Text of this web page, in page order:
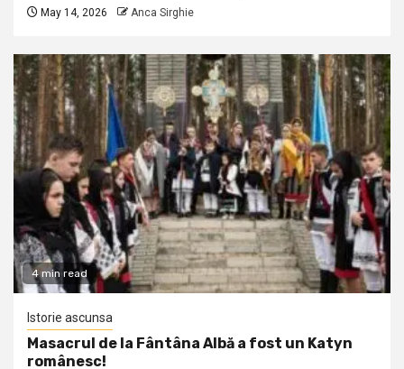
May 14, 2026 Anca Sirghie
4 min read
Istorie ascunsa
Masacrul de la Fântâna Albă a fost un Katyn
românesc!